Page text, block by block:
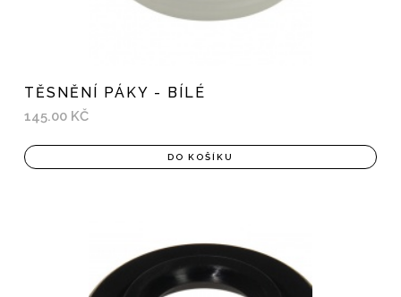
TĚSNĚNÍ PÁKY - BÍLÉ
145.00 KČ
DO KOŠÍKU